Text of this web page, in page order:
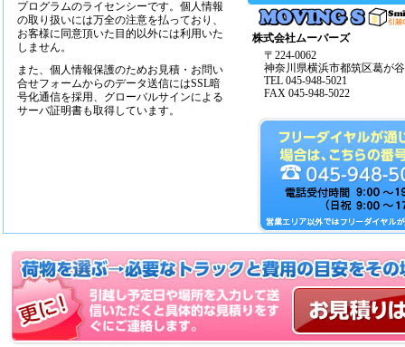
プログラムのライセンシーです。個人情報
の取り扱いには万全の注意を払っており、
お客様に同意頂いた目的以外には利用いた
しません。
また、個人情報保護のためお見積・お問い
合せフォームからのデータ送信にはSSL暗
号化通信を採用、グローバルサインによる
サーバ証明書も取得しています。
株式会社ムーバーズ
〒224-0062
神奈川県横浜市都筑区葛が
TEL 045-948-5021
FAX 045-948-5022